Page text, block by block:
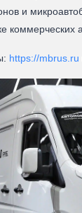
и
https://mbrus.ru